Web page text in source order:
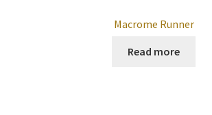
Macrome Runner
Read more